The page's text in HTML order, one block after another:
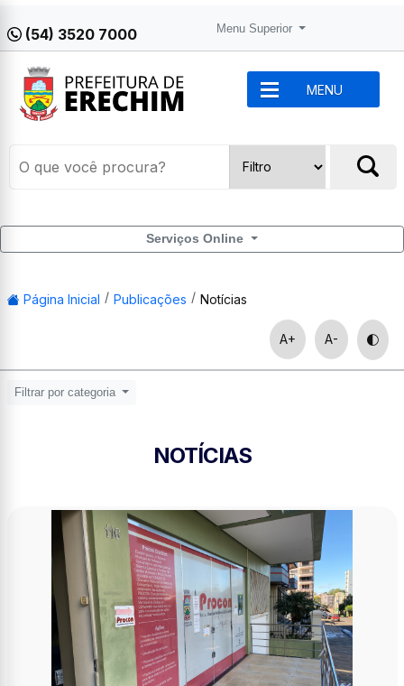
(54) 3520 7000 Menu Superior
MENU
Serviços Online
Página Inicial Publicações Notícias
A+ A-
Filtrar por categoria
NOTÍCIAS